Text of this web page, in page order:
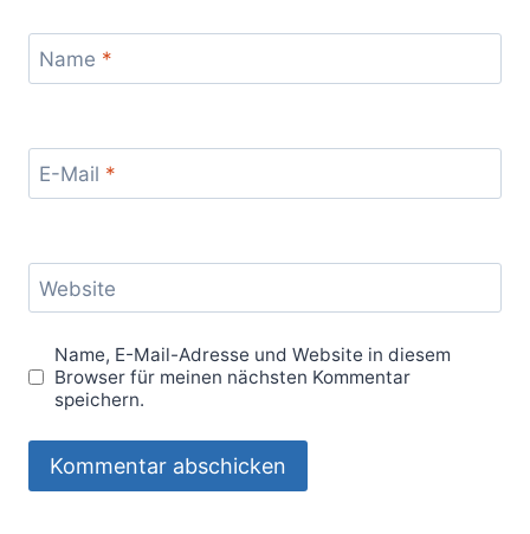
Name *
E-Mail *
Website
Name, E-Mail-Adresse und Website in diesem
Browser für meinen nächsten Kommentar
speichern.